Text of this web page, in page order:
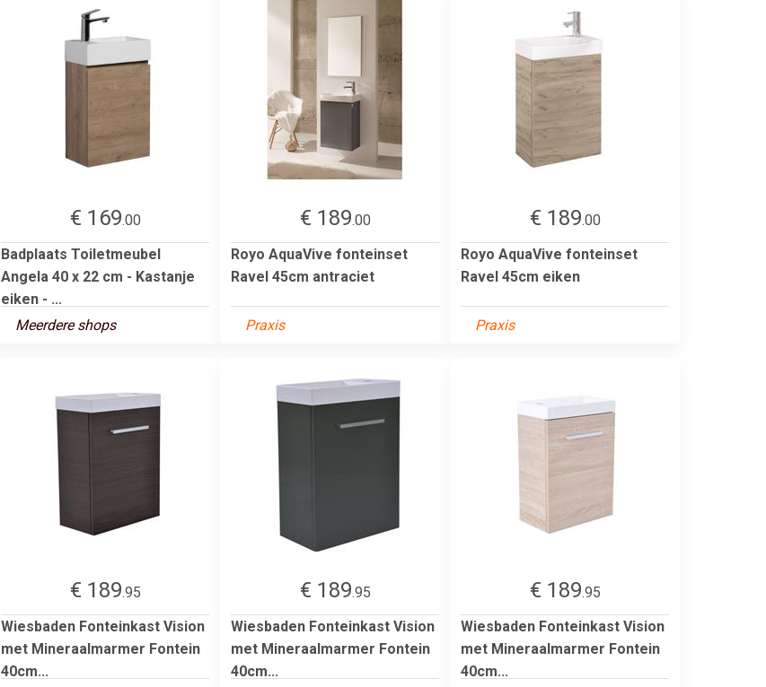
€ 169.00
Badplaats Toiletmeubel
Angela 40 x 22 cm - Kastanje
eiken - ...
Meerdere shops
€ 189.00
Royo AquaVive fonteinset
Ravel 45cm antraciet
Praxis
€ 189.00
Royo AquaVive fonteinset
Ravel 45cm eiken
Praxis
€ 189.95
Wiesbaden Fonteinkast Vision
met Mineraalmarmer Fontein
40cm...
€ 189.95
Wiesbaden Fonteinkast Vision
met Mineraalmarmer Fontein
40cm...
€ 189.95
Wiesbaden Fonteinkast Vision
met Mineraalmarmer Fontein
40cm...